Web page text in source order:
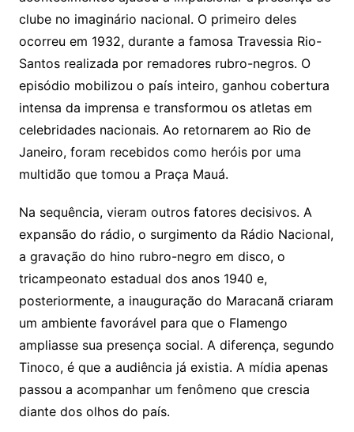
clube no imaginário nacional. O primeiro deles
ocorreu em 1932, durante a famosa Travessia Rio-
Santos realizada por remadores rubro-negros. O
episódio mobilizou o país inteiro, ganhou cobertura
intensa da imprensa e transformou os atletas em
celebridades nacionais. Ao retornarem ao Rio de
Janeiro, foram recebidos como heróis por uma
multidão que tomou a Praça Mauá.
Na sequência, vieram outros fatores decisivos. A
expansão do rádio, o surgimento da Rádio Nacional,
a gravação do hino rubro-negro em disco, o
tricampeonato estadual dos anos 1940 e,
posteriormente, a inauguração do Maracanã criaram
um ambiente favorável para que o Flamengo
ampliasse sua presença social. A diferença, segundo
Tinoco, é que a audiência já existia. A mídia apenas
passou a acompanhar um fenômeno que crescia
diante dos olhos do país.